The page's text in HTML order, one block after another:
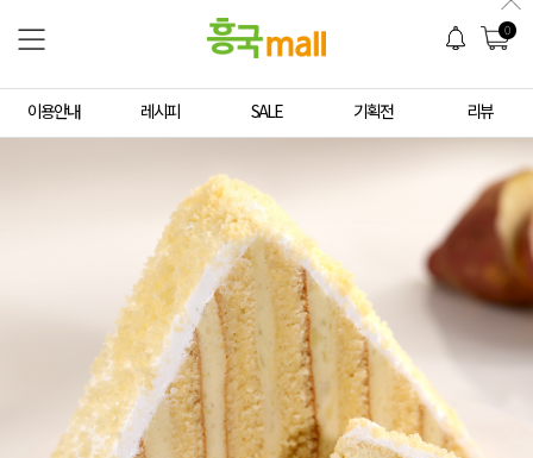
0
이용안내 레시피 SALE 기획전 리뷰